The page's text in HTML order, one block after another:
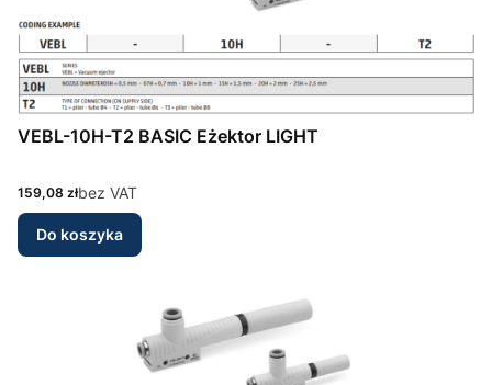
VEBL-10H-T2 BASIC Eżektor LIGHT
Cena
159,08 złbez VAT
Do koszyka